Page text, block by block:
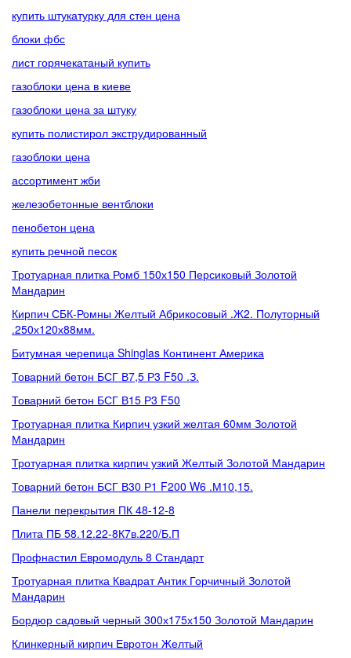
купить штукатурку для стен цена
блоки фбс
лист горячекатаный купить
газоблоки цена в киеве
газоблоки цена за штуку
купить полистирол экструдированный
газоблоки цена
ассортимент жби
железобетонные вентблоки
пенобетон цена
купить речной песок
Тротуарная плитка Ромб 150х150 Персиковый Золотой
Мандарин
Кирпич СБК-Ромны Желтый Абрикосовый .Ж2. Полуторный
.250х120х88мм.
Битумная черепица Shinglas Континент Америка
Товарний бетон БСГ В7,5 Р3 F50 .З.
Товарний бетон БСГ В15 Р3 F50
Тротуарная плитка Кирпич узкий желтая 60мм Золотой
Мандарин
Тротуарная плитка кирпич узкий Желтый Золотой Мандарин
Товарний бетон БСГ В30 Р1 F200 W6 .М10,15.
Панели перекрытия ПК 48-12-8
Плита ПБ 58.12.22-8К7в.220/Б.П
Профнастил Евромодуль 8 Стандарт
Тротуарная плитка Квадрат Антик Горчичный Золотой
Мандарин
Бордюр садовый черный 300х175х150 Золотой Мандарин
Клинкерный кирпич Евротон Желтый